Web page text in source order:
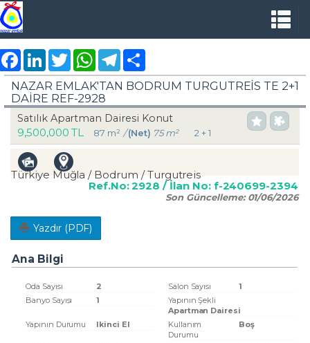
FacebookLinkedInTwitter WhatsAppTelegram
NAZAR EMLAK'TAN BODRUM TURGUTREİS TE 2+1
DAİRE REF-2928
Satılık Apartman Dairesi Konut
9,500,000 TL 87 m² /(Net) 75 m² 2 + 1
Türkiye Muğla / Bodrum / Turgutreis
Ref.No:2928 / İlan No: f-240699-2394
Son Güncelleme:01/06/2026
Yazdır (PDF)
Ana Bilgi
Oda Sayısı 2 Salon Sayısı
1
Banyo Sayısı
1
Yapının Şekli
Apartman Dairesi
Yapının Durumu
Ikinci El
Kullanım
Durumu
Boş